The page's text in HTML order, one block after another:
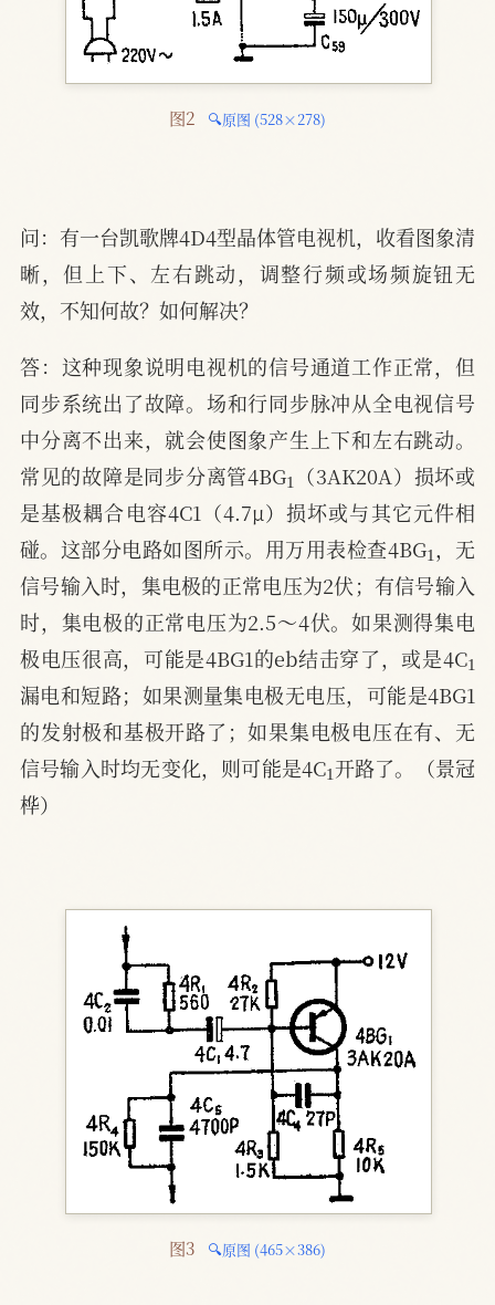
图2 🔍原图 (528×278)
问：有一台凯歌牌4D4型晶体管电视机，收看图象清
晰，但上下、左右跳动，调整行频或场频旋钮无
效，不知何故？如何解决？
答：这种现象说明电视机的信号通道工作正常，但
同步系统出了故障。场和行同步脉冲从全电视信号
中分离不出来，就会使图象产生上下和左右跳动。
常见的故障是同步分离管4BG1 （3AK20A）损坏或
是基极耦合电容4C1（4.7μ）损坏或与其它元件相
碰。这部分电路如图所示。用万用表检查4BG1，无
信号输入时，集电极的正常电压为2伏；有信号输入
时，集电极的正常电压为2.5～4伏。如果测得集电
极电压很高，可能是4BG1的eb结击穿了，或是4C1
漏电和短路；如果测量集电极无电压，可能是4BG1
的发射极和基极开路了；如果集电极电压在有、无
信号输入时均无变化，则可能是4C1开路了。（景冠
桦）
图3 🔍原图 (465×386)